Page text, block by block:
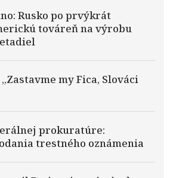
Rusko po prvýkrát
továreň na výrobu
my Fica, Slováci
prokuratúre:
trestného oznámenia